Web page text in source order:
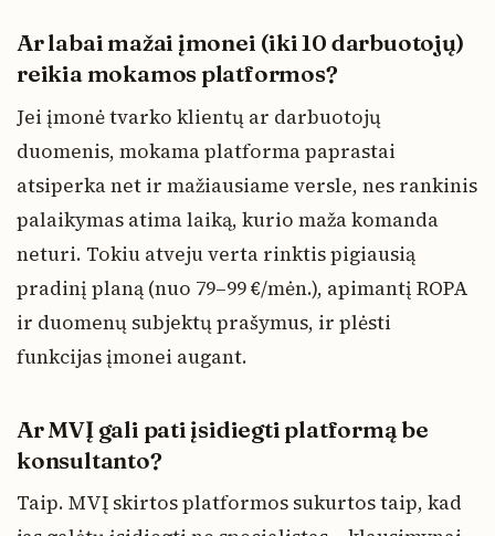
Ar labai mažai įmonei (iki 10 darbuotojų)
reikia mokamos platformos?
Jei įmonė tvarko klientų ar darbuotojų
duomenis, mokama platforma paprastai
atsiperka net ir mažiausiame versle, nes rankinis
palaikymas atima laiką, kurio maža komanda
neturi. Tokiu atveju verta rinktis pigiausią
pradinį planą (nuo 79–99 €/mėn.), apimantį ROPA
ir duomenų subjektų prašymus, ir plėsti
funkcijas įmonei augant.
Ar MVĮ gali pati įsidiegti platformą be
konsultanto?
Taip. MVĮ skirtos platformos sukurtos taip, kad